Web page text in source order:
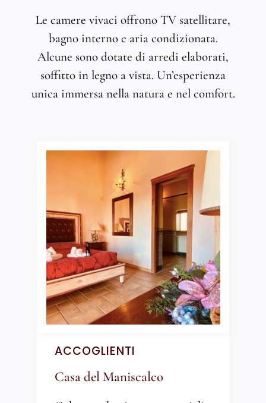
Le camere vivaci offrono TV satellitare,
bagno interno e aria condizionata.
Alcune sono dotate di arredi elaborati,
soffitto in legno a vista. Un’esperienza
unica immersa nella natura e nel comfort.
ACCOGLIENTI
Casa del Maniscalco